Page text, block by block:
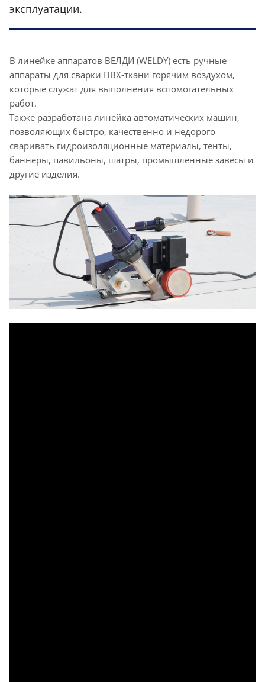
эксплуатации.
В линейке аппаратов ВЕЛДИ (WELDY) есть ручные
аппараты для сварки ПВХ-ткани горячим воздухом,
которые служат для выполнения вспомогательных
работ.
Также разработана линейка автоматических машин,
позволяющих быстро, качественно и недорого
сваривать гидроизоляционные материалы, тенты,
баннеры, павильоны, шатры, промышленные завесы и
другие изделия.